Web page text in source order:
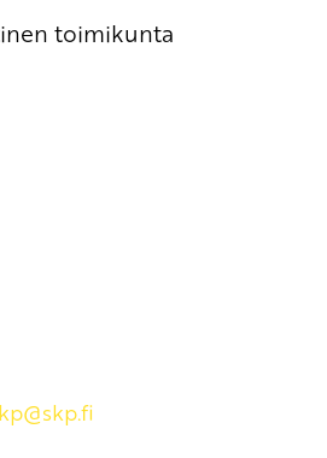
toimikunta
@skp.fi